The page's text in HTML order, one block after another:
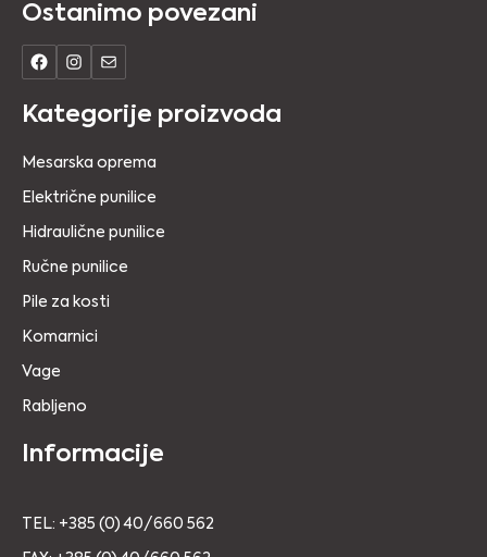
Ostanimo povezani
Kategorije proizvoda
Mesarska oprema
Električne punilice
Hidraulične punilice
Ručne punilice
Pile za kosti
Komarnici
Vage
Rabljeno
Informacije
TEL: +385 (0) 40/660 562